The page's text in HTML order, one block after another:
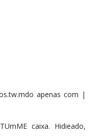
apenas com |
caixa. Hidieado,